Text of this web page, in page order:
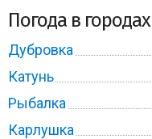
Погода в
Дубровка
Катунь
Рыбалка
Карлушка